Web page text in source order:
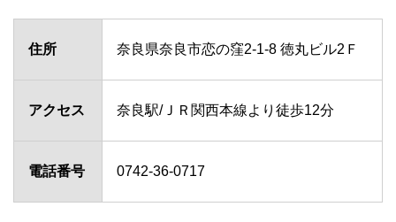
住所 奈良県奈良市恋の窪2-1-8 徳丸ビル2Ｆ
アクセス 奈良駅/ＪＲ関西本線より徒歩12分
電話番号 0742-36-0717